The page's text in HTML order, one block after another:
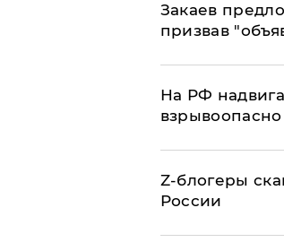
Закаев
призвав
На РФ
Z-блогеры
России